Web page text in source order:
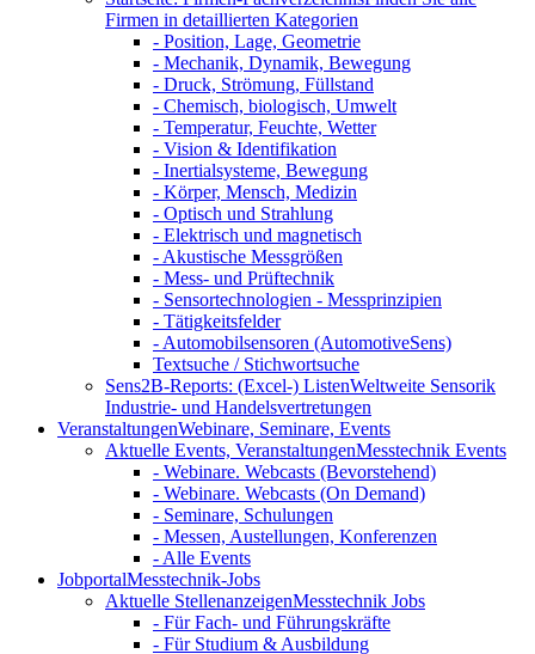
Firmen in detaillierten Kategorien
- Position, Lage, Geometrie
- Mechanik, Dynamik, Bewegung
- Druck, Strömung, Füllstand
- Chemisch, biologisch, Umwelt
- Temperatur, Feuchte, Wetter
- Vision & Identifikation
- Inertialsysteme, Bewegung
- Körper, Mensch, Medizin
- Optisch und Strahlung
- Elektrisch und magnetisch
- Akustische Messgrößen
- Mess- und Prüftechnik
- Sensortechnologien - Messprinzipien
- Tätigkeitsfelder
- Automobilsensoren (AutomotiveSens)
Textsuche / Stichwortsuche
Sens2B-Reports: (Excel-) ListenWeltweite Sensorik
Industrie- und Handelsvertretungen
VeranstaltungenWebinare, Seminare, Events
Aktuelle Events, VeranstaltungenMesstechnik Events
- Webinare. Webcasts (Bevorstehend)
- Webinare. Webcasts (On Demand)
- Seminare, Schulungen
- Messen, Austellungen, Konferenzen
- Alle Events
JobportalMesstechnik-Jobs
Aktuelle StellenanzeigenMesstechnik Jobs
- Für Fach- und Führungskräfte
- Für Studium & Ausbildung